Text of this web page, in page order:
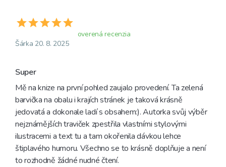
overená recenzia
Šárka 20. 8. 2025
Super
Mě na knize na první pohled zaujalo provedení. Ta zelená
barvička na obalu i krajích stránek je taková krásně
jedovatá a dokonale ladí s obsahem:). Autorka svůj výběr
nejznámějších traviček zpestřila vlastními stylovými
ilustracemi a text tu a tam okořenila dávkou lehce
štiplavého humoru. Všechno se to krásně doplňuje a není
to rozhodně žádné nudné čtení.